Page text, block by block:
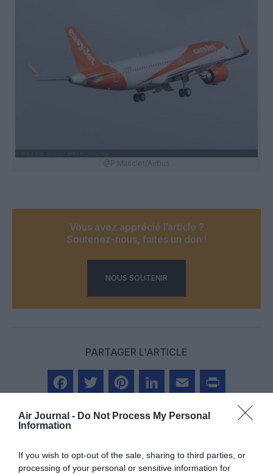
Air Journal - Do Not Process My Personal
Information
If you wish to opt-out of the sale, sharing to third parties, or
processing of your personal or sensitive information for
@P.Masclet/Airbus
Vous avez apprécié l’article ?
Soutenez-nous, faites un don !
NOUS SOUTENIR
PARTAGER L'ARTICLE
Aucun commentaire !